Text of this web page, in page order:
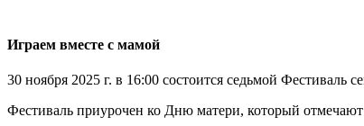
Играем вместе с мамой
30 ноября 2025 г. в 16:00 состоится седьмой Фестиваль
Фестиваль приурочен ко Дню матери, который отмечают